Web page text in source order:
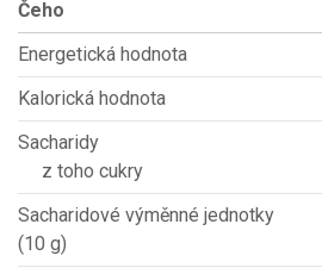
Čeho
Energetická hodnota
Kalorická hodnota
Sacharidy
z toho cukry
Sacharidové výměnné jednotky
(10 g)